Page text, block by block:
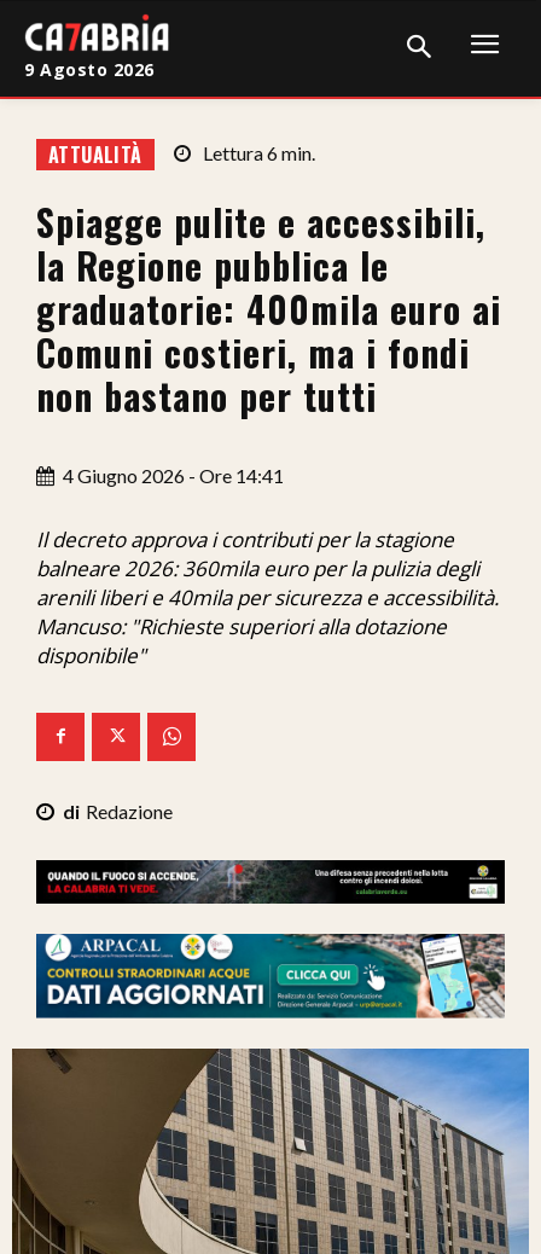
Cronaca
Giudiziaria
Politica
Sport
Attualità
Ita-Mondo
C7 Play
We Calabria
Mix Zone
9 Agosto 2026
ATTUALITÀ Lettura6min.
Spiagge pulite e accessibili,
la Regione pubblica le
graduatorie: 400mila euro ai
Comuni costieri, ma i fondi
non bastano per tutti
4 Giugno 2026 - Ore 14:41
Il decreto approva i contributi per la stagione
balneare 2026: 360mila euro per la pulizia degli
arenili liberi e 40mila per sicurezza e accessibilità.
Mancuso: "Richieste superiori alla dotazione
disponibile"
Redazione